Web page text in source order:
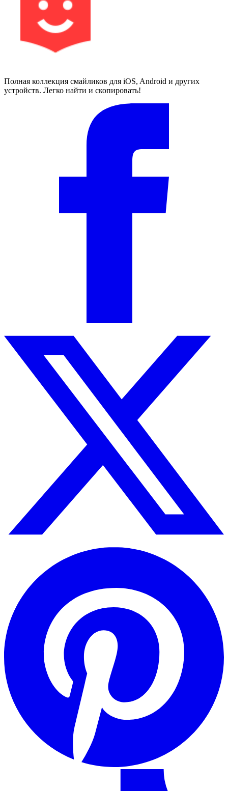
Полная коллекция смайликов для iOS, Android и других
устройств. Легко найти и скопировать!